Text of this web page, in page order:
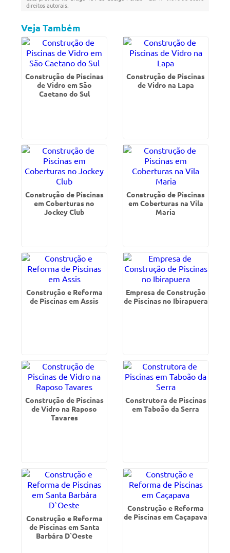
direitos autorais
Veja Também
Construção de Piscinas
de Vidro em São
Caetano do Sul
Construção de Piscinas
de Vidro na Lapa
Construção de Piscinas
em Coberturas no
Jockey Club
Construção de Piscinas
em Coberturas na Vila
Maria
Construção e Reforma
de Piscinas em Assis
Empresa de Construção
de Piscinas no Ibirapuera
Construção de Piscinas
de Vidro na Raposo
Tavares
Construtora de Piscinas
em Taboão da Serra
Construção e Reforma
de Piscinas em Santa
Barbára D`Oeste
Construção e Reforma
de Piscinas em Caçapava